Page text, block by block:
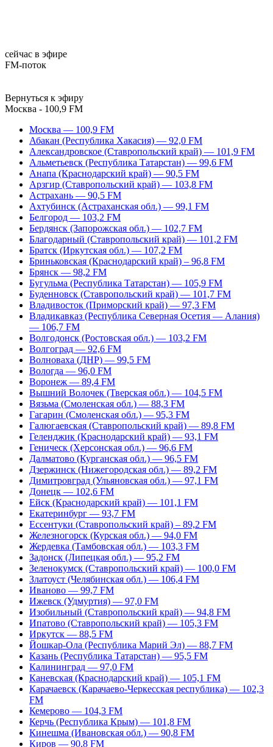
сейчас в эфире
FM-поток
Вернуться к эфиру
Москва - 100,9 FM
Москва — 100,9 FM
Абакан (Республика Хакасия) — 92,0 FM
Александровское (Ставропольский край) — 101,9 FM
Альметьевск (Республика Татарстан) — 99,6 FM
Анапа (Краснодарский край) — 90,5 FM
Арзгир (Ставропольский край) — 103,8 FM
Астрахань — 90,5 FM
Ахтубинск (Астраханская обл.) — 99,1 FM
Белгород — 103,2 FM
Бердянск (Запорожская обл.) — 102,7 FM
Благодарный (Ставропольский край) — 101,2 FM
Братск (Иркутская обл.) — 107,2 FM
Бриньковская (Краснодарский край) – 96,8 FM
Брянск — 98,2 FM
Бугульма (Республика Татарстан) — 105,9 FM
Буденновск (Ставропольский край) — 101,7 FM
Владивосток (Приморский край) — 97,3 FM
Владикавказ (Республика Северная Осетия — Алания)
— 106,7 FM
Волгодонск (Ростовская обл.) — 103,2 FM
Волгоград — 92,6 FM
Волноваха (ДНР) — 99,5 FM
Вологда — 96,0 FM
Воронеж — 89,4 FM
Вышний Волочек (Тверская обл.) — 104,5 FM
Вязьма (Смоленская обл.) — 88,3 FM
Гагарин (Смоленская обл.) — 95,3 FM
Галюгаевская (Ставропольский край) — 89,8 FM
Геленджик (Краснодарский край) — 93,1 FM
Геническ (Херсонская обл.) — 96,6 FM
Далматово (Курганская обл.) — 96,5 FM
Дзержинск (Нижегородская обл.) — 89,2 FM
Димитровград (Ульяновская обл.) — 97,1 FM
Донецк — 102,6 FM
Ейск (Краснодарский край) — 101,1 FM
Екатеринбург — 93,7 FM
Ессентуки (Ставропольский край) – 89,2 FM
Железногорск (Курская обл.) — 94,0 FM
Жердевка (Тамбовская обл.) — 103,3 FM
Задонск (Липецкая обл.) — 95,2 FM
Зеленокумск (Ставропольский край) — 100,0 FM
Златоуст (Челябинская обл.) — 106,4 FM
Иваново — 99,7 FM
Ижевск (Удмуртия) — 97,0 FM
Изобильный (Ставропольский край) — 94,8 FM
Ипатово (Ставропольский край) — 105,3 FM
Иркутск — 88,5 FM
Йошкар-Ола (Республика Марий Эл) — 88,7 FM
Казань (Республика Татарстан) — 95,5 FM
Калининград — 97,0 FM
Каневская (Краснодарский край) — 105,1 FM
Карачаевск (Карачаево-Черкесская республика) — 102,3
FM
Кемерово — 104,3 FM
Керчь (Республика Крым) — 101,8 FM
Кинешма (Ивановская обл.) — 90,8 FM
Киров — 90,8 FM